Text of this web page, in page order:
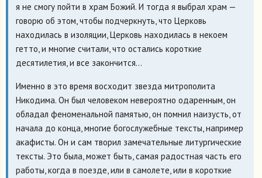
я не смогу пойти в храм Божий. И тогда я выбрал храм —
говорю об этом, чтобы подчеркнуть, что Церковь
находилась в изоляции, Церковь находилась в некоем
гетто, и многие считали, что остались короткие
десятилетия, и все закончится…
Именно в это время восходит звезда митрополита
Никодима. Он был человеком невероятно одаренным, он
обладал феноменальной памятью, он помнил наизусть, от
начала до конца, многие богослужебные тексты, например
акафисты. Он и сам творил замечательные литургические
тексты. Это была, может быть, самая радостная часть его
работы, когда в поезде, или в самолете, или в короткие